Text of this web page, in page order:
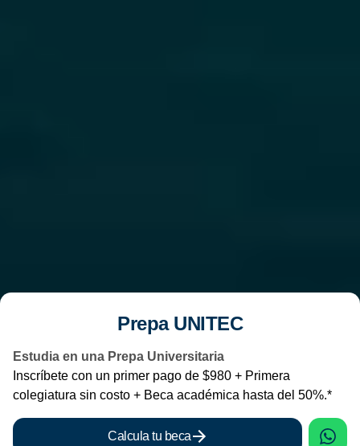
Prepa UNITEC
Estudia en una Prepa Universitaria
Inscríbete con un primer pago de $980 + Primera
colegiatura sin costo + Beca académica hasta del 50%.*
Calcula tu beca